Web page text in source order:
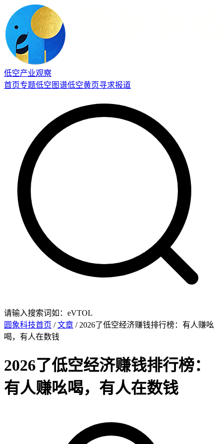
低空产业观察
首页专题低空图谱低空黄页寻求报道
请输入搜索词如：eVTOL
圆象科技首页 /文章 / 2026了低空经济赚钱排行榜：有人赚吆
喝，有人在数钱
2026了低空经济赚钱排行榜：
有人赚吆喝，有人在数钱